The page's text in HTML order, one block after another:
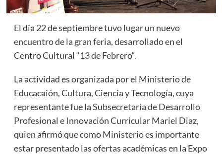
El día 22 de septiembre tuvo lugar un nuevo
encuentro de la gran feria, desarrollado en el
Centro Cultural “13 de Febrero“.
La actividad es organizada por el Ministerio de
Educacaión, Cultura, Ciencia y Tecnología, cuya
representante fue la Subsecretaria de Desarrollo
Profesional e Innovación Curricular Mariel Diaz,
quien afirmó que como Ministerio es importante
estar presentado las ofertas académicas en la Expo